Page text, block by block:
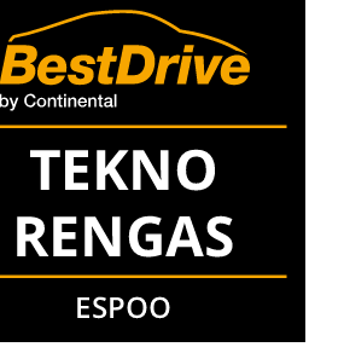
BARUM
Jaa
Toimitusehdot